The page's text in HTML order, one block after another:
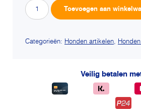
Chuckit
super
stick
Toevoegen aan
Categorieën: Honden artikelen,
Veilig betalen